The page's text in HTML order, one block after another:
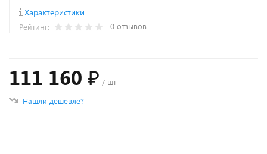
Характеристики
Рейтинг: 0 отзывов
111 160 ₽ / шт
Нашли дешевле?